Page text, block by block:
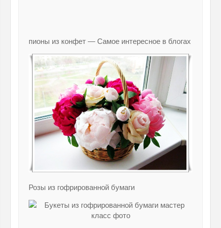
пионы из конфет — Самое интересное в блогах
Розы из гофрированной бумаги